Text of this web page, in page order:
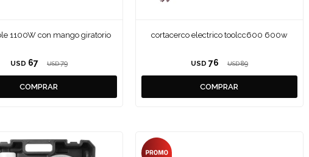
1100W con mango giratorio
USD 67 USD 79
cortacerco electrico toolcc600 600w
USD 76 USD 89